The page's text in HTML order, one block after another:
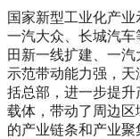
国家新型工业化产业
一汽大众、长城汽
田新一线扩建、一汽
示范带动能力强，
括总部，进一步提
载体，带动了周边
的产业链条和产业